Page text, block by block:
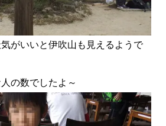
がいいと伊吹山も見えるようで
の数でしたよ～